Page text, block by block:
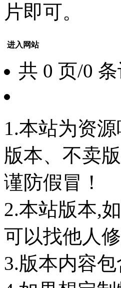
片即可。
进入网站
共 0 页/0
1.本站为资
版本、不卖
谨防假冒！
2.本站版本,
可以找他人
3.版本内容